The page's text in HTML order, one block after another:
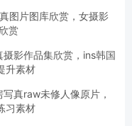
图片图库欣赏，女摄影
赏
影作品集欣赏，ins韩国
升素材
真raw未修人像原片，
习素材